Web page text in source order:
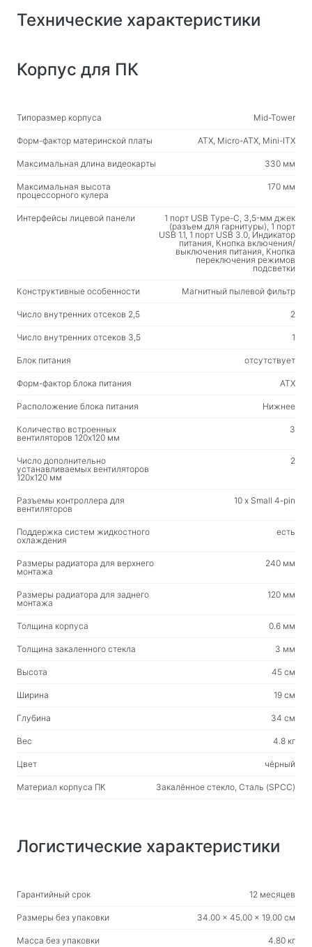
Технические характеристики
Корпус для ПК
Типоразмер корпуса Mid-Tower
Форм-фактор материнской платы ATX, Micro-ATX, Mini-ITX
Максимальная длина видеокарты 330 мм
Максимальная высота
процессорного кулера
170 мм
Интерфейсы лицевой панели
1 порт USB Type-C, 3,5-мм джек
(разъем для гарнитуры), 1 порт
USB 1.1, 1 порт USB 3.0, Индикатор
питания, Кнопка включения/
выключения питания, Кнопка
переключения режимов
подсветки
Конструктивные особенности Магнитный пылевой фильтр
Число внутренних отсеков 2,5 2
Число внутренних отсеков 3,5 1
Блок питания отсутствует
Форм-фактор блока питания ATX
Расположение блока питания Нижнее
Количество встроенных
вентиляторов 120x120 мм
3
Число дополнительно
устанавливаемых вентиляторов
120x120 мм
2
Разъемы контроллера для
вентиляторов
10 x Small 4-pin
Поддержка систем жидкостного
охлаждения
есть
Размеры радиатора для верхнего
монтажа
240 мм
Размеры радиатора для заднего
монтажа
120 мм
Толщина корпуса 0.6 мм
Толщина закаленного стекла 3 мм
Высота 45 см
Ширина 19 см
Глубина 34 см
Вес 4.8 кг
Цвет чёрный
Материал корпуса ПК Закалённое стекло, Сталь (SPCC)
Логистические характеристики
Гарантийный срок 12 месяцев
Размеры без упаковки 34.00 x 45.00 x 19.00 см
Масса без упаковки 4.80 кг